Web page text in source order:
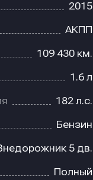
2015
АКПП
109 430 км.
1.6 л
182 л.с.
Бензин
5 дв.
Полный